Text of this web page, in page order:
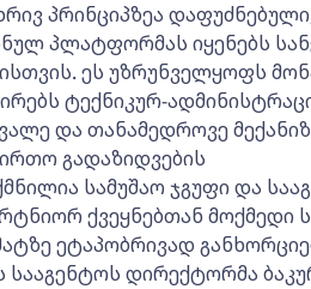
პრინციპზეა
პლატფორმას იყენებს
ეს უზრუნველყოფს
ტექნიკურ-
და თანამედროვე
გადაზიდვების
სამუშაო ჯგუფი და
ქვეყნებთან მოქმედი
ეტაპობრივად
დირექტორმა